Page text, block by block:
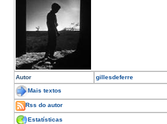
Autor gillesdeferre
Mais textos
Rss do autor
Estatísticas